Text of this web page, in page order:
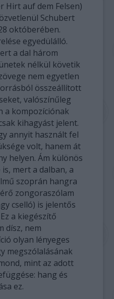
Hirt auf dem Felsen)
Schubert
októberében.
egyedülálló.
a dal három
nélkül követik
nem egyetlen
összeállított
valószínűleg
a kompozíciónak
kihagyást jelent.
annyit használt fel
volt, hanem át
helyen. Ám különös
mert a dalban, a
szoprán hangra
zongoraszólam
cselló) is jelentős
a kiegészítő
dísz, nem
olyan lényeges
megszólalásának
mint az adott
hang és
ez.